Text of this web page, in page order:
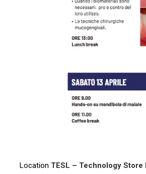
Location TESL – Technology Store